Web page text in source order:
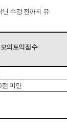
수강 전까지 유
모의토익점수
점 미만